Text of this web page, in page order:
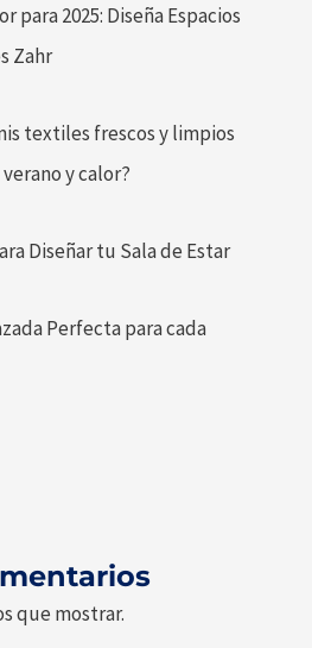
para 2025: Diseña Espacios
Zahr
textiles frescos y limpios
y calor?
Diseñar tu Sala de Estar
Perfecta para cada
que mostrar.